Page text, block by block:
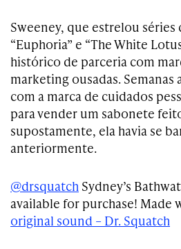
Sweeney, que estrelou séries
“Euphoria” e “The White
histórico de parceria com
marketing ousadas.
com a marca de cuidados
para vender um sabonete
supostamente, ela havia se
anteriormente.
@drsquatch Sydney’s
available for purchase! Made
original sound – Dr. Squatch